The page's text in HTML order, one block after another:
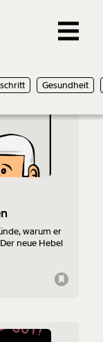
0Artikel
Gesundheit
warum er
neue Hebel